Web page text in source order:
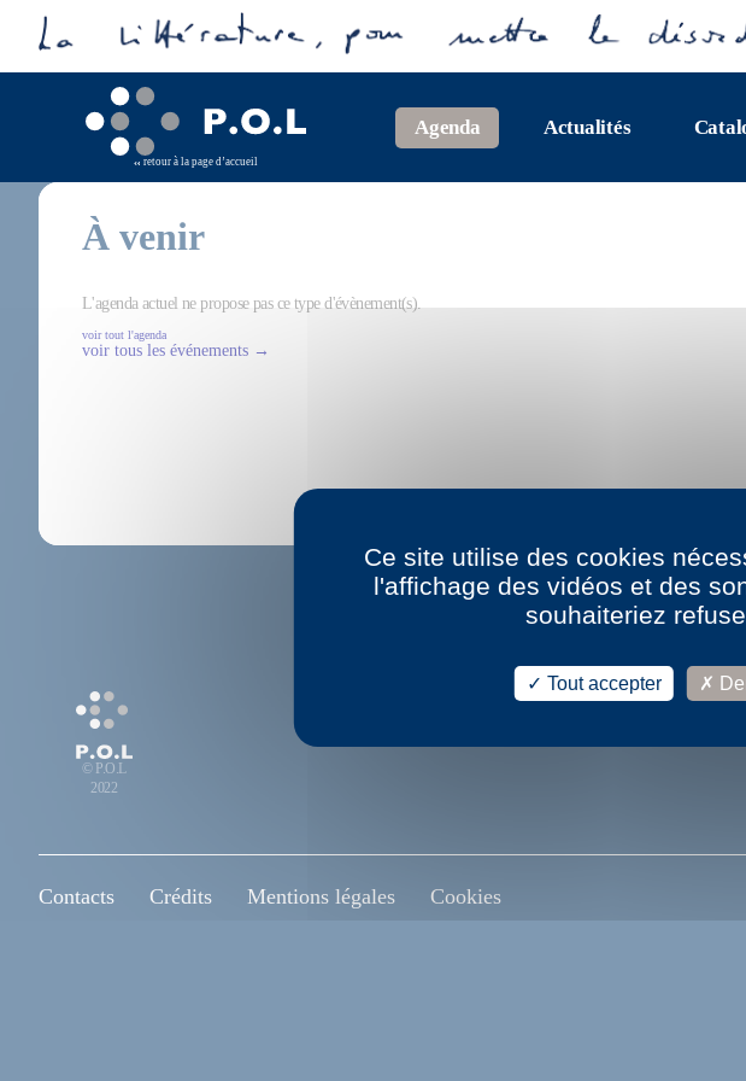
retour à la page d’accueil
Agenda Actualités
À venir
L'agenda actuel ne propose pas ce type d'évènement(s).
voir tout l'agenda
voir tous les événements →
© P.O.L
2022
Contacts Crédits Mentions légales Cookies
Ce site utilise des cookies
l'affichage des vidéos et des
souhaiteriez
Tout accepter